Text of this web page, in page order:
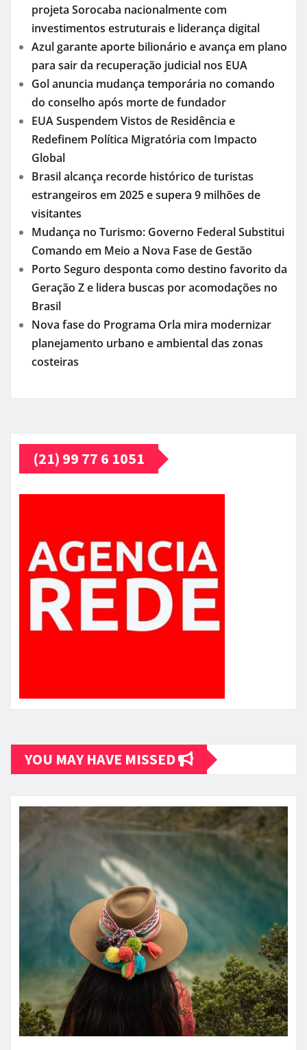
projeta Sorocaba nacionalmente com
investimentos estruturais e liderança digital
Azul garante aporte bilionário e avança em plano
para sair da recuperação judicial nos EUA
Gol anuncia mudança temporária no comando
do conselho após morte de fundador
EUA Suspendem Vistos de Residência e
Redefinem Política Migratória com Impacto
Global
Brasil alcança recorde histórico de turistas
estrangeiros em 2025 e supera 9 milhões de
visitantes
Mudança no Turismo: Governo Federal Substitui
Comando em Meio a Nova Fase de Gestão
Porto Seguro desponta como destino favorito da
Geração Z e lidera buscas por acomodações no
Brasil
Nova fase do Programa Orla mira modernizar
planejamento urbano e ambiental das zonas
costeiras
(21) 99 77 6 1051
YOU MAY HAVE MISSED